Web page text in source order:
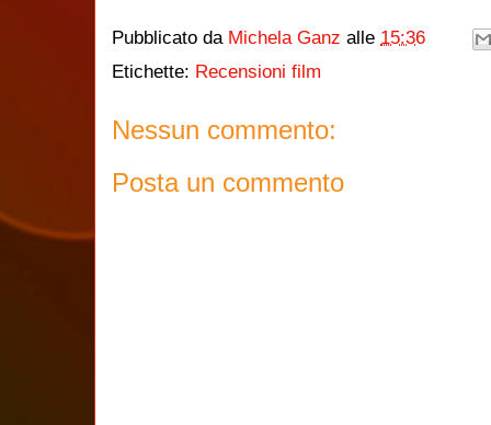
Pubblicato da Michela Ganz alle 15:36
Etichette: Recensioni film
Nessun commento:
Posta un commento